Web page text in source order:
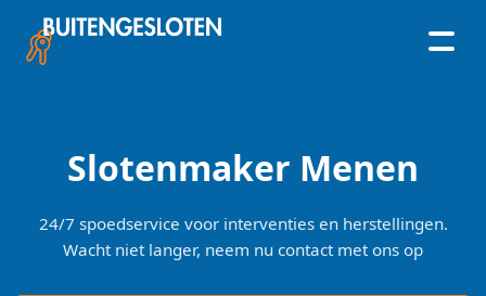
content
Slotenmaker Menen
24/7 spoedservice voor interventies en herstellingen.
Wacht niet langer, neem nu contact met ons op